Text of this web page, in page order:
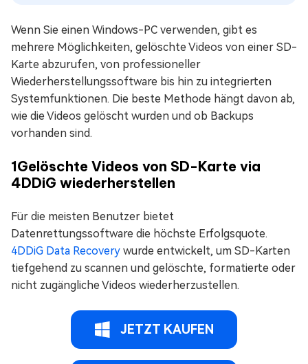
Wenn Sie einen Windows-PC verwenden, gibt es
mehrere Möglichkeiten, gelöschte Videos von einer SD-
Karte abzurufen, von professioneller
Wiederherstellungssoftware bis hin zu integrierten
Systemfunktionen. Die beste Methode hängt davon ab,
wie die Videos gelöscht wurden und ob Backups
vorhanden sind.
1Gelöschte Videos von SD-Karte via
4DDiG wiederherstellen
Für die meisten Benutzer bietet
Datenrettungssoftware die höchste Erfolgsquote.
4DDiG Data Recovery wurde entwickelt, um SD-Karten
tiefgehend zu scannen und gelöschte, formatierte oder
nicht zugängliche Videos wiederherzustellen.
JETZT KAUFEN